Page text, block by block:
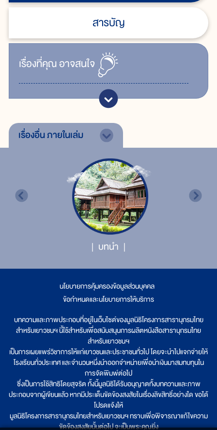
สารบัญ
เรื่ิองที่คุณอาจสนใจ
เรื่องอื่นภายในเล่ม
บทนำ
นโยบายการคุ้มครองข้อมูลส่วนบุคคล
ข้อกำหนดและนโยบายการให้บริการ
บทความและภาพประกอบที่อยู่ในเว็บไซต์ของมูลนิธิโครงการสารานุกรมไทย
สำหรับเยาวชนฯ นี้ใช้สำหรับเพื่อสนับสนุนการผลิตหนังสือสารานุกรมไทย
สำหรับเยาวชนฯ
เป็นการเผยแพร่วิชาการให้แก่เยาวชนและประชาชนทั่วไป โดยจะนำไปแจกจ่ายให้
โรงเรียนทั่วประเทศ และจำนวนหนึ่งนำออกจำหน่ายเพื่อนำเงินมาสมทบทุนใน
การจัดพิมพ์ต่อไป
ซึ่งเป็นการใช้สิทธิโดยสุจริต ทั้งนี้มูลนิธิได้รับอนุญาตทั้งบทความและภาพ
ประกอบจากผู้เขียนแล้ว หากมีประเด็นขัดข้องสงสัยในเรื่องลิขสิทธิ์อย่างใด ขอได้
โปรดแจ้งให้
มูลนิธิโครงการสารานุกรมไทยสำหรับเยาวชนฯ ทราบเพื่อพิจารณาแก้ไขความ
ขัดข้องสงสัยนั้นต่อไป จะเป็นพระคุณยิ่ง